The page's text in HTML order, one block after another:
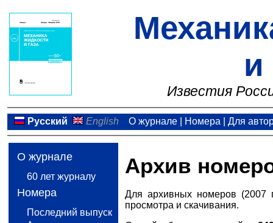
и
Известия
Русский English О журнале| Номера Для
О журнале
60 лет журналу
Номера
Последний выпуск
Архив
Для архивных номеров (2007
просмотра и скачивания.